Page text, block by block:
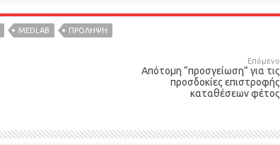
ΜΕDLAB ΠΡΟΛΗΨΗ
Επόμενο
Απότομη “προσγείωση” για τις
προσδοκίες επιστροφής
καταθέσεων φέτος